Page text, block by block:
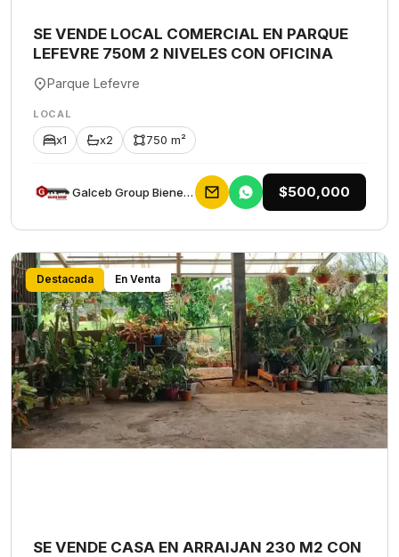
SE VENDE LOCAL COMERCIAL EN PARQUE
LEFEVRE 750M 2 NIVELES CON OFICINA
Parque Lefevre
LOCAL
x1 x2 750 m²
Galceb Group Bienes Raices $500,000
Destacada En Venta
SE VENDE CASA EN ARRAIJAN 230 M2 CON